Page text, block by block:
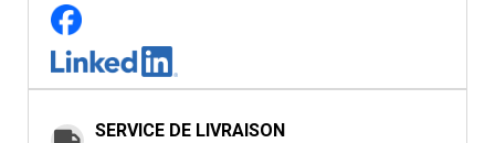
SERVICE DE LIVRAISON